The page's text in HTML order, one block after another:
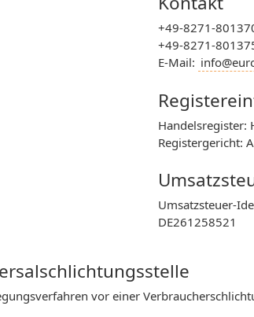
+49-8271-
+49-8271-
E-Mail:
Handelsregister:
Registergericht:
Umsatzsteuer-
DE261258521
vor einer